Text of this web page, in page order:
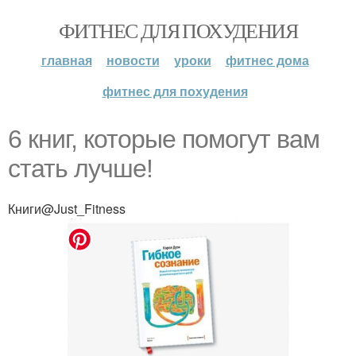
ФИТНЕС ДЛЯ ПОХУДЕНИЯ
главная новости уроки
фитнес дома
фитнес для похудения
6 книг, которые помогут вам
стать лучше!
Книги@Just_Fitness